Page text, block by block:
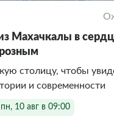
Махачкалы в
столицу, чтобы
и современности
пн, 10 авг в 09:00